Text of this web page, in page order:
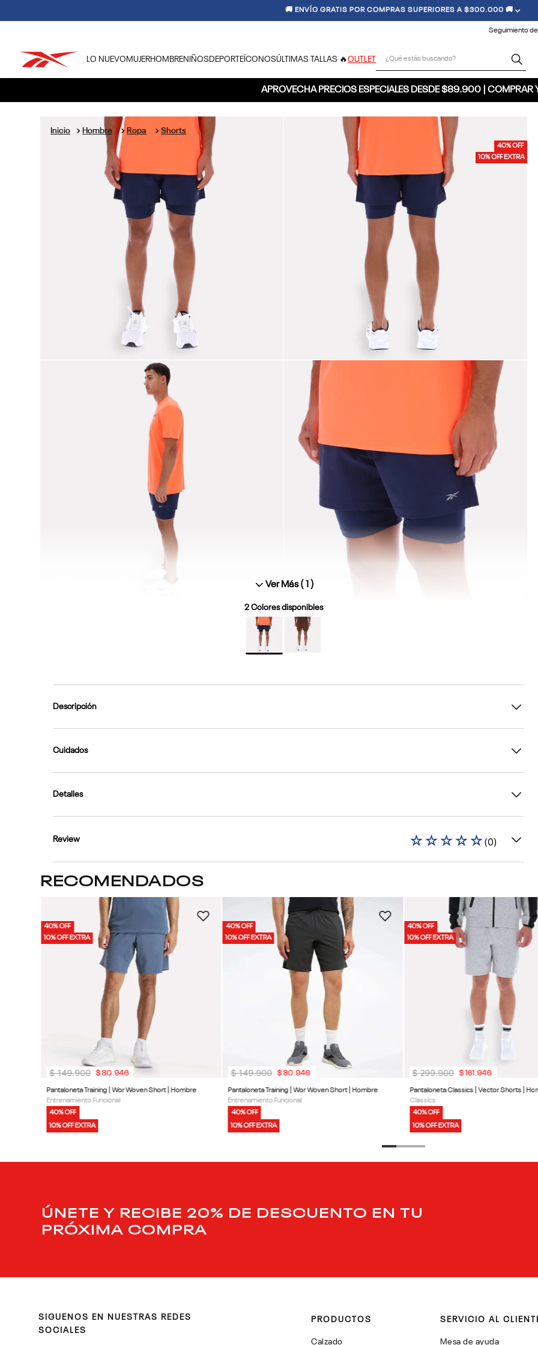
🚚 ENVÍO GRATIS POR COMPRAS SUPERIORES A $300.000 🚚
Seguimiento
LO NUEVO MUJERHOMBRENIÑOSDEPORTE ÍCONOSÚLTIMAS TALLAS 🔥OUTLET
APROVECHA PRECIOS ESPECIALES DESDE $89.900 | COMPRAR
40% OFF
10% OFF EXTRA
Hombre Ropa Shorts
Ver Más ( 1)
2Colores disponibles
Descripción
Cuidados
Detalles
Review ☆☆☆☆☆(0)
RECOMENDADOS
40% OFF
10% OFF EXTRA
Pantaloneta Training | Wor Woven Short | Hombre
Entrenamiento Funcional
40% OFF
10% OFF EXTRA
$ 149.900 $80.946
40% OFF
10% OFF EXTRA
Pantaloneta Training | Wor Woven Short | Hombre
Entrenamiento Funcional
40% OFF
10% OFF EXTRA
$ 149.900 $80.946
40% OFF
10% OFF EXTRA
Pantaloneta Classics | Vector Shorts |
Classics
40% OFF
10% OFF EXTRA
$ 299.900 $161.946
ÚNETE Y RECIBE 20% DE DESCUENTO EN TU
PRÓXIMA COMPRA
SIGUENOS EN NUESTRAS REDES
SOCIALES
PRODUCTOS
Calzado
SERVICIO AL
Mesa de ayuda
1.
tenis hombre
tenis reebok classics
once caldas
fútbol
.
américa cali
camisetas
10. reebok classics